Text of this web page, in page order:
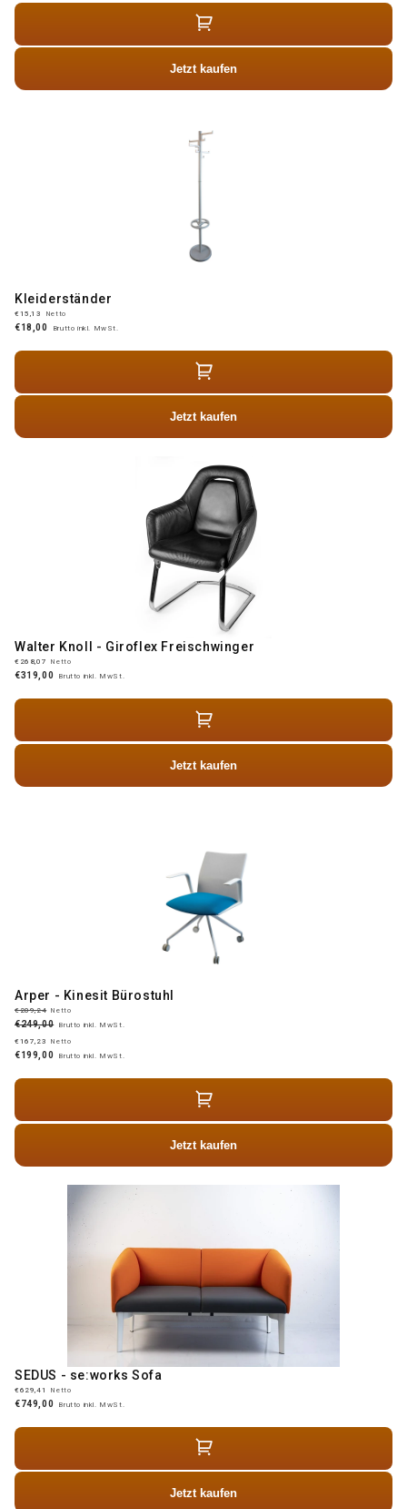
Jetzt kaufen
Kleiderständer
€15,13 Netto
€18,00 Brutto inkl. MwSt.
Jetzt kaufen
Walter Knoll - Giroflex Freischwinger
€268,07 Netto
€319,00 Brutto inkl. MwSt.
Jetzt kaufen
Arper - Kinesit Bürostuhl
€209,24 Netto
€249,00 Brutto inkl. MwSt.
€167,23
Netto
€199,00 Brutto inkl. MwSt.
Jetzt kaufen
SEDUS - se:works Sofa
€629,41 Netto
€749,00 Brutto inkl. MwSt.
Jetzt kaufen